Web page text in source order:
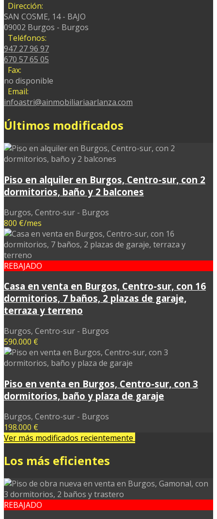
Dirección:
SAN COSME, 14 - BAJO
09002 Burgos - Burgos
Teléfonos:
947 27 96 97
670 57 65 05
Fax:
no disponible
Email:
infoastri@ainmobiliariaarlanza.com
Últimos modificados
Piso en alquiler en Burgos, Centro-sur, con 2
dormitorios, baño y 2 balcones
Burgos, Centro-sur - Burgos
800 €/mes
REBAJADO
Casa en venta en Burgos, Centro-sur, con 16
dormitorios, 7 baños, 2 plazas de garaje,
terraza y terreno
Burgos, Centro-sur - Burgos
590.000 €
Piso en venta en Burgos, Centro-sur, con 3
dormitorios, baño y plaza de garaje
Burgos, Centro-sur - Burgos
198.000 €
Ver más modificados recientemente
Los más eficientes
REBAJADO